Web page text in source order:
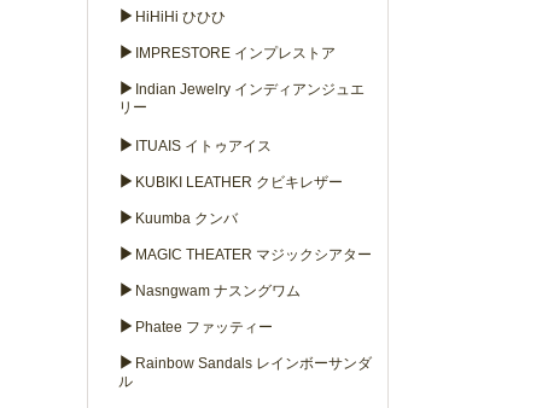
▶ HiHiHi ひひひ
▶ IMPRESTORE インプレストア
▶ Indian Jewelry インディアンジュエ
リー
▶ ITUAIS イトゥアイス
▶ KUBIKI LEATHER クビキレザー
▶ Kuumba クンバ
▶ MAGIC THEATER マジックシアター
▶ Nasngwam ナスングワム
▶ Phatee ファッティー
▶ Rainbow Sandals レインボーサンダ
ル